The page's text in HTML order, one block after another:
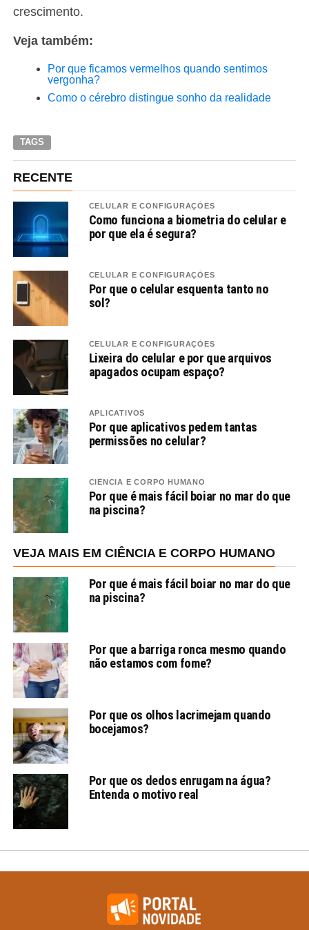
crescimento.
Veja também:
Por que ficamos vermelhos quando sentimos
vergonha?
Como o cérebro distingue sonho da realidade
TAGS
RECENTE
CELULAR E CONFIGURAÇÕES
Como funciona a biometria do celular e
por que ela é segura?
CELULAR E CONFIGURAÇÕES
Por que o celular esquenta tanto no
sol?
CELULAR E CONFIGURAÇÕES
Lixeira do celular e por que arquivos
apagados ocupam espaço?
APLICATIVOS
Por que aplicativos pedem tantas
permissões no celular?
CIÊNCIA E CORPO HUMANO
Por que é mais fácil boiar no mar do que
na piscina?
VEJA MAIS EM CIÊNCIA E CORPO HUMANO
Por que é mais fácil boiar no mar do que
na piscina?
Por que a barriga ronca mesmo quando
não estamos com fome?
Por que os olhos lacrimejam quando
bocejamos?
Por que os dedos enrugam na água?
Entenda o motivo real